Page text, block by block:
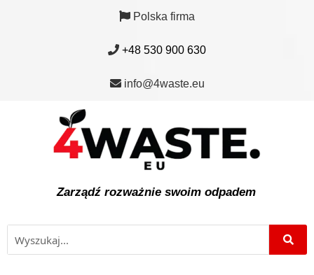
Polska firma
+48 530 900 630
info@4waste.eu
Zarządź rozważnie swoim odpadem